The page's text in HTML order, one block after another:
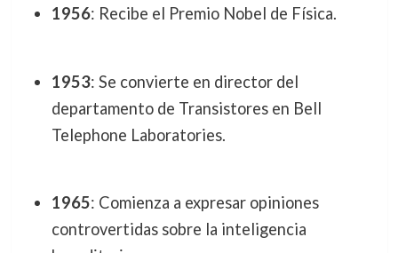
1956: Recibe el Premio Nobel de Física.
1953: Se convierte en director del
departamento de Transistores en Bell
Telephone Laboratories.
1965: Comienza a expresar opiniones
controvertidas sobre la inteligencia